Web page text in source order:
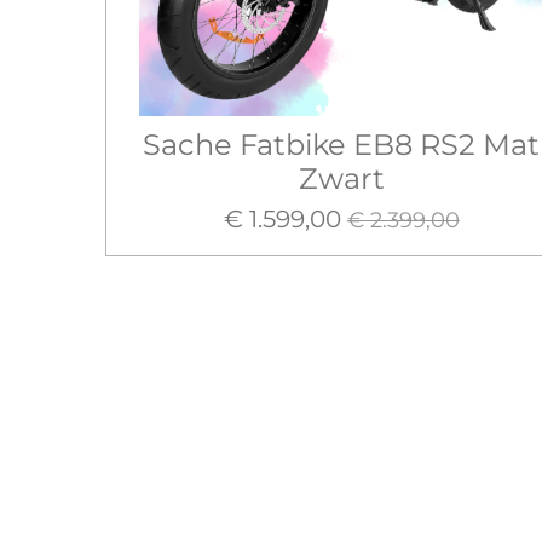
Sache Fatbike EB8 RS2 Mat
Zwart
€ 1.599,00 € 2.399,00